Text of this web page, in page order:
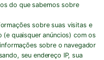
do que sabemos sobre
sobre suas visitas e
quaisquer anúncios) com os
sobre o navegador
seu endereço IP, sua